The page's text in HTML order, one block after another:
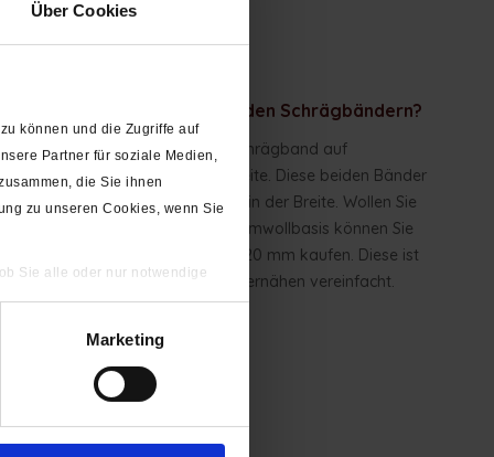
Über Cookies
können und die Zugriffe auf
Partner für soziale Medien,
die Sie ihnen
zu unseren Cookies, wenn Sie
Sie alle oder nur notwendige
Marketing
ist der Unterschied zwischen den Schrägbändern?
bei uns das elastische Schrägband auf
in20 mmund
Breite. Diese beiden Bänder
und untersheiden sich nur in der Breite. Wollen Sie
ein elatisches Schrägband auf Baumwollbasis können Sie
in 20 mm kaufen. Diese ist
vorgefalzt, was Ihnen das vernähen vereinfacht.